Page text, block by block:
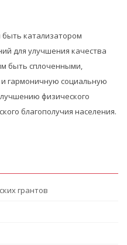
катализатором
для улучшения качества
быть сплоченными,
гармоничную социальную
физического
благополучия населения.
грантов